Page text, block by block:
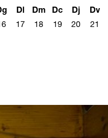
Dl
17
Dm
18
Dc
19
Dj
20
Dv
21